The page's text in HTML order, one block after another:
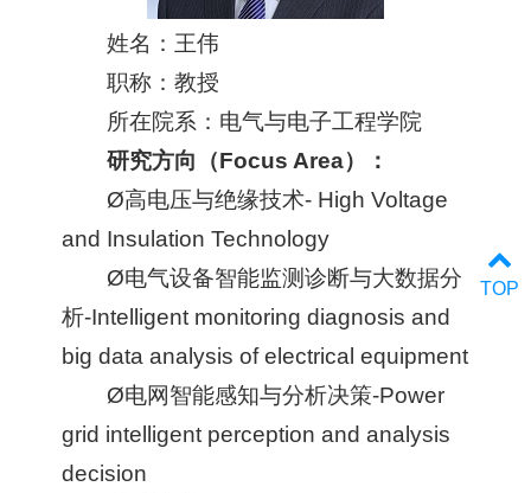
姓名：王伟
职称：教授
所在院系：电气与电子工程学院
研究方向（Focus Area）：
Ø高电压与绝缘技术- High Voltage
and Insulation Technology
Ø电气设备智能监测诊断与大数据分
析-Intelligent monitoring diagnosis and
big data analysis of electrical equipment
Ø电网智能感知与分析决策-Power
grid intelligent perception and analysis
decision
TOP